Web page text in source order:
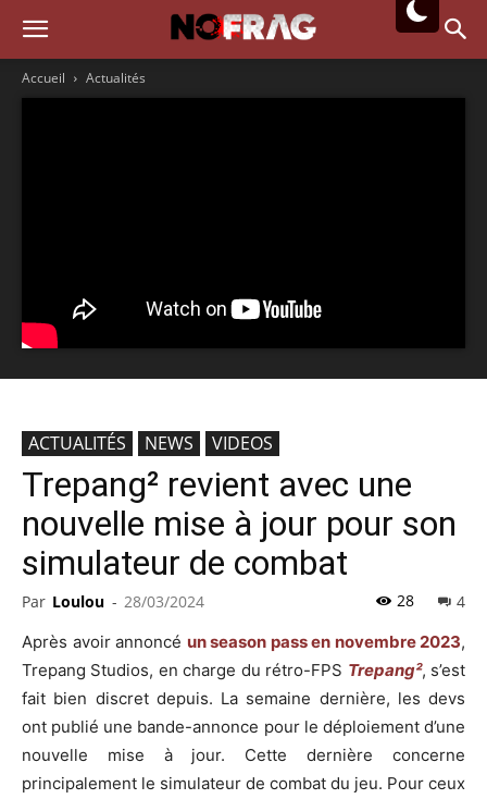
Accueil Actualités
ACTUALITÉS NEWS VIDEOS
Trepang² revient avec une
nouvelle mise à jour pour son
simulateur de combat
Par Loulou - 28/03/2024 4
28
Après avoir annoncé un season pass en novembre 2023,
Trepang Studios, en charge du rétro-FPS Trepang², s’est
fait bien discret depuis. La semaine dernière, les devs
ont publié une bande-annonce pour le déploiement d’une
nouvelle mise à jour. Cette dernière concerne
principalement le simulateur de combat du jeu. Pour ceux